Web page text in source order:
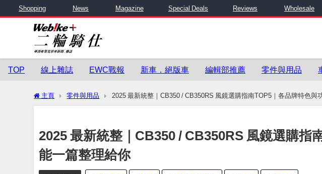
Shopping News Magazine Special Deals Reviews Wholesale
TOP 線上雜誌 EWC戰報 新車．絕版車 編輯部推薦 零件與用品
主頁 零件與用品 2025 最新統整｜CB350 / CB350RS 風鏡選購指南TOP5｜各品牌特色與
2025 最新統整｜CB350 / CB350RS 風鏡選購指
能一篇整理給你